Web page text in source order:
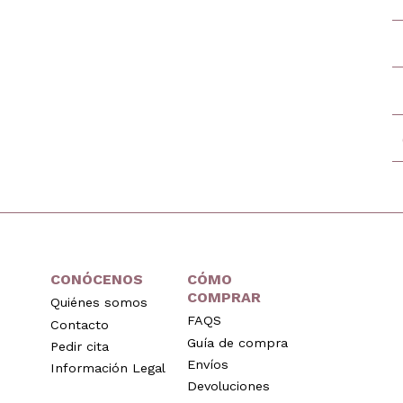
CONÓCENOS
Quiénes somos
Contacto
Pedir cita
Información Legal
CÓMO
COMPRAR
FAQS
Guía de compra
Envíos
Devoluciones